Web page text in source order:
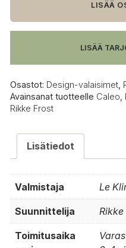
riippuvalaisin
määrä
LISÄÄ
LISÄÄ
Osastot: Design-valaisimet
Avainsanat tuotteelle Caleo
Rikke Frost
Lisätiedot
Valmistaja Le
Suunnittelija
Toimitusaika